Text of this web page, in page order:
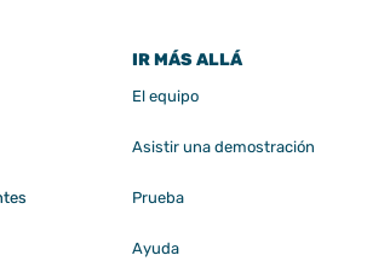
IR MÁS ALLÁ
El equipo
Asistir una demostración
Prueba
Ayuda